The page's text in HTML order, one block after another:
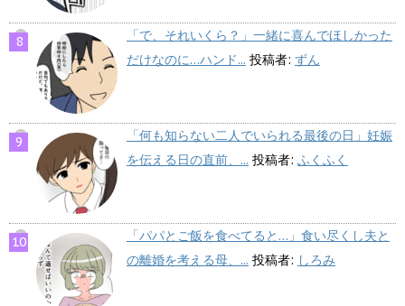
「で、それいくら？」一緒に喜んでほしかった
だけなのに…ハンド... 投稿者: ずん
「何も知らない二人でいられる最後の日」妊娠
を伝える日の直前、... 投稿者: ふくふく
「パパとご飯を食べてると…」食い尽くし夫と
の離婚を考える母、... 投稿者: しろみ